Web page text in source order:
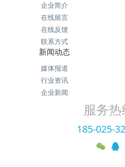
企业简介
在线留言
在线反馈
联系方式
新闻动态
媒体报道
行业资讯
企业新闻
服务热
185-025-